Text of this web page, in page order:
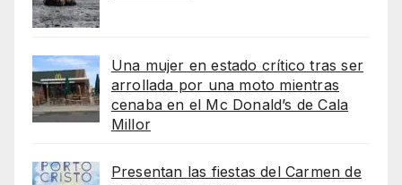
Una mujer en estado crítico tras ser
arrollada por una moto mientras
cenaba en el Mc Donald’s de Cala
Millor
Presentan las fiestas del Carmen de